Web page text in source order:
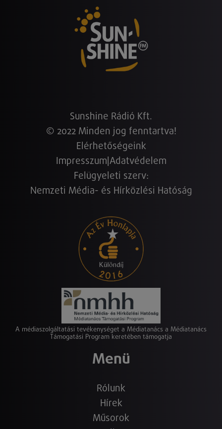
Sunshine Rádió Kft.
© 2022 Minden jog fenntartva!
Elérhetőségeink
Impresszum Adatvédelem
Felügyeleti szerv:
Nemzeti Média- és Hírközlési Hatóság
A médiaszolgáltatási tevékenységet a Médiatanács a Médiatanács
Támogatási Program keretében támogatja
Menü
Rólunk
Hírek
Műsorok